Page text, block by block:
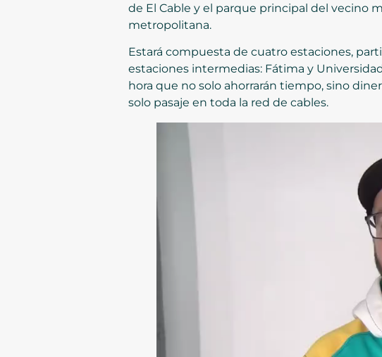
de El Cable y el parque principal del vecino
metropolitana.
Estará compuesta de cuatro estaciones,
estaciones intermedias: Fátima y
hora que no solo ahorrarán tiempo, sino
solo pasaje en toda la red de cables.